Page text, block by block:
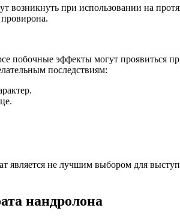
возникнуть при использовании на
провирона.
побочные эффекты могут
последствиям:
является не лучшим выбором для
нандролона